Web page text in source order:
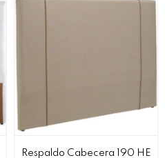
Respaldo Cabecera 190 HE